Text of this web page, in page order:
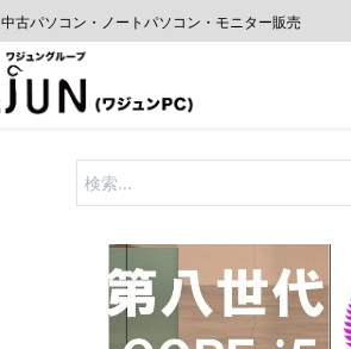
中古パソコン・ノートパソコン・モニター販売